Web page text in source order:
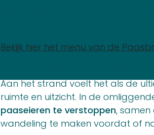
Bekijk hier het menu van de
Aan het strand voelt het als de
ruimte en uitzicht. In de
paaseieren te verstoppen,
wandeling te maken voordat of